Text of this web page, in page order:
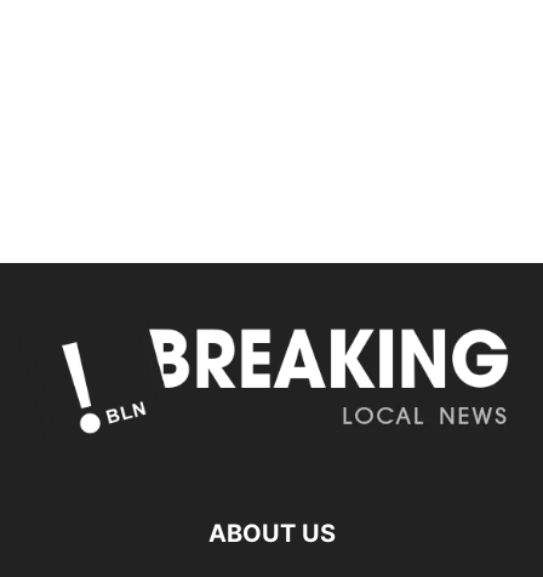
ABOUT US